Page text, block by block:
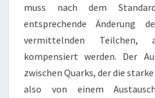
muss nach dem
entsprechende Änderung
vermittelnden Teilchen,
kompensiert werden. Der
zwischen Quarks, der die
also von einem